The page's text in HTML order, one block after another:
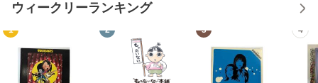
ウィークリーランキング
1 2 3 4